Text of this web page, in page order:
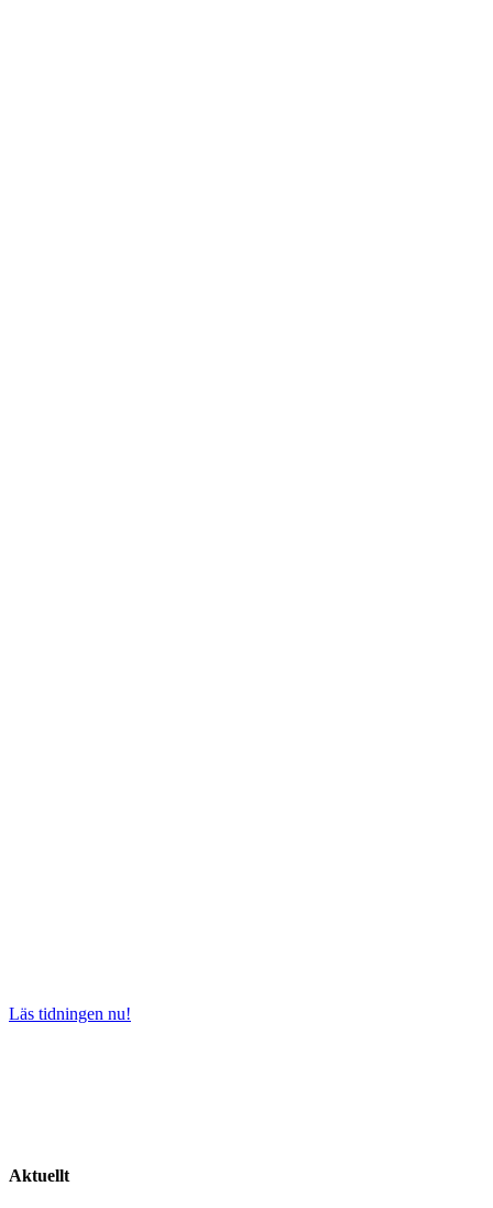
Läs tidningen nu!
Aktuellt